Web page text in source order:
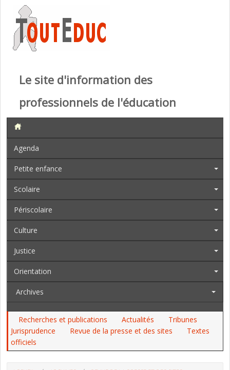
Le site d'information des
professionnels de l'éducation
Agenda
Petite enfance
Scolaire
Périscolaire
Culture
Justice
Orientation
Archives
Recherches et publications Actualités
Tribunes
Jurisprudence
Revue de la presse et des sites
Textes
officiels